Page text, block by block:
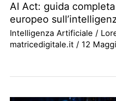
AI Act: guida
europeo
Intelligenza Artificiale /
matricedigitale.it / 12